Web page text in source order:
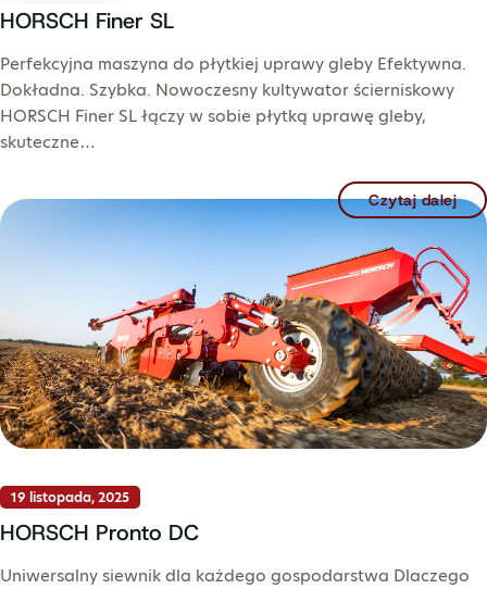
HORSCH Finer SL
Perfekcyjna maszyna do płytkiej uprawy gleby Efektywna.
Dokładna. Szybka. Nowoczesny kultywator ścierniskowy
HORSCH Finer SL łączy w sobie płytką uprawę gleby,
skuteczne…
Czytaj dalej
19 listopada, 2025
HORSCH Pronto DC
Uniwersalny siewnik dla każdego gospodarstwa Dlaczego